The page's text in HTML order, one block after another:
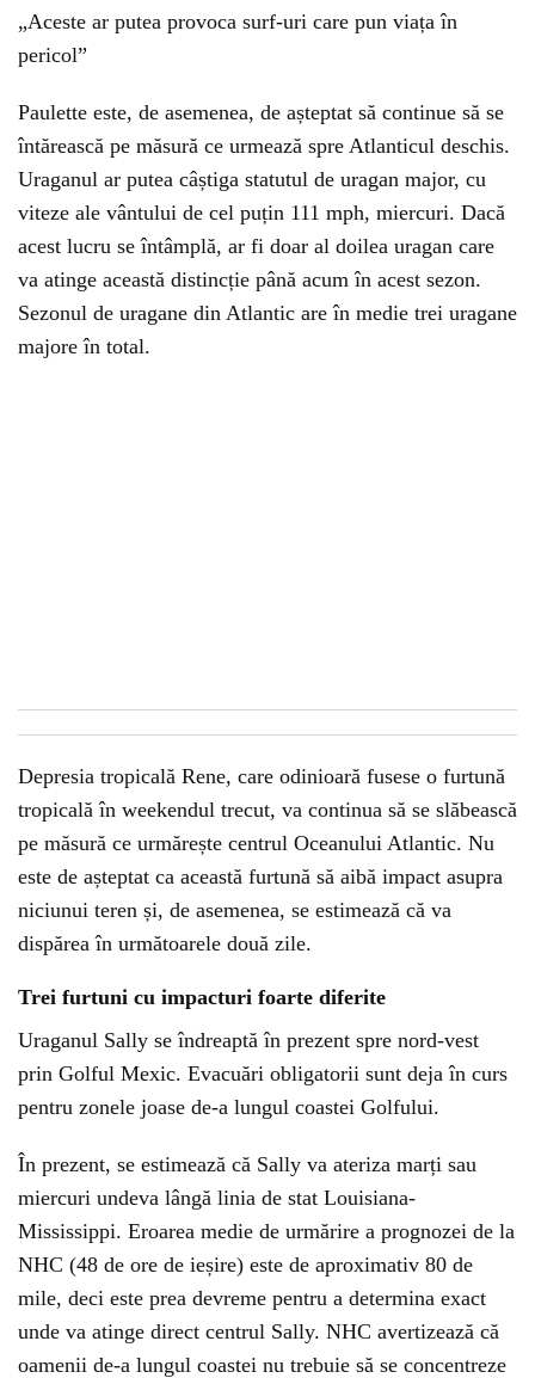
„Aceste ar putea provoca surf-uri care pun viața în
pericol”
Paulette este, de asemenea, de așteptat să continue să se
întărească pe măsură ce urmează spre Atlanticul deschis.
Uraganul ar putea câștiga statutul de uragan major, cu
viteze ale vântului de cel puțin 111 mph, miercuri. Dacă
acest lucru se întâmplă, ar fi doar al doilea uragan care
va atinge această distincție până acum în acest sezon.
Sezonul de uragane din Atlantic are în medie trei uragane
majore în total.
Depresia tropicală Rene, care odinioară fusese o furtună
tropicală în weekendul trecut, va continua să se slăbească
pe măsură ce urmărește centrul Oceanului Atlantic. Nu
este de așteptat ca această furtună să aibă impact asupra
niciunui teren și, de asemenea, se estimează că va
dispărea în următoarele două zile.
Trei furtuni cu impacturi foarte diferite
Uraganul Sally se îndreaptă în prezent spre nord-vest
prin Golful Mexic. Evacuări obligatorii sunt deja în curs
pentru zonele joase de-a lungul coastei Golfului.
În prezent, se estimează că Sally va ateriza marți sau
miercuri undeva lângă linia de stat Louisiana-
Mississippi. Eroarea medie de urmărire a prognozei de la
NHC (48 de ore de ieșire) este de aproximativ 80 de
mile, deci este prea devreme pentru a determina exact
unde va atinge direct centrul Sally. NHC avertizează că
oamenii de-a lungul coastei nu trebuie să se concentreze